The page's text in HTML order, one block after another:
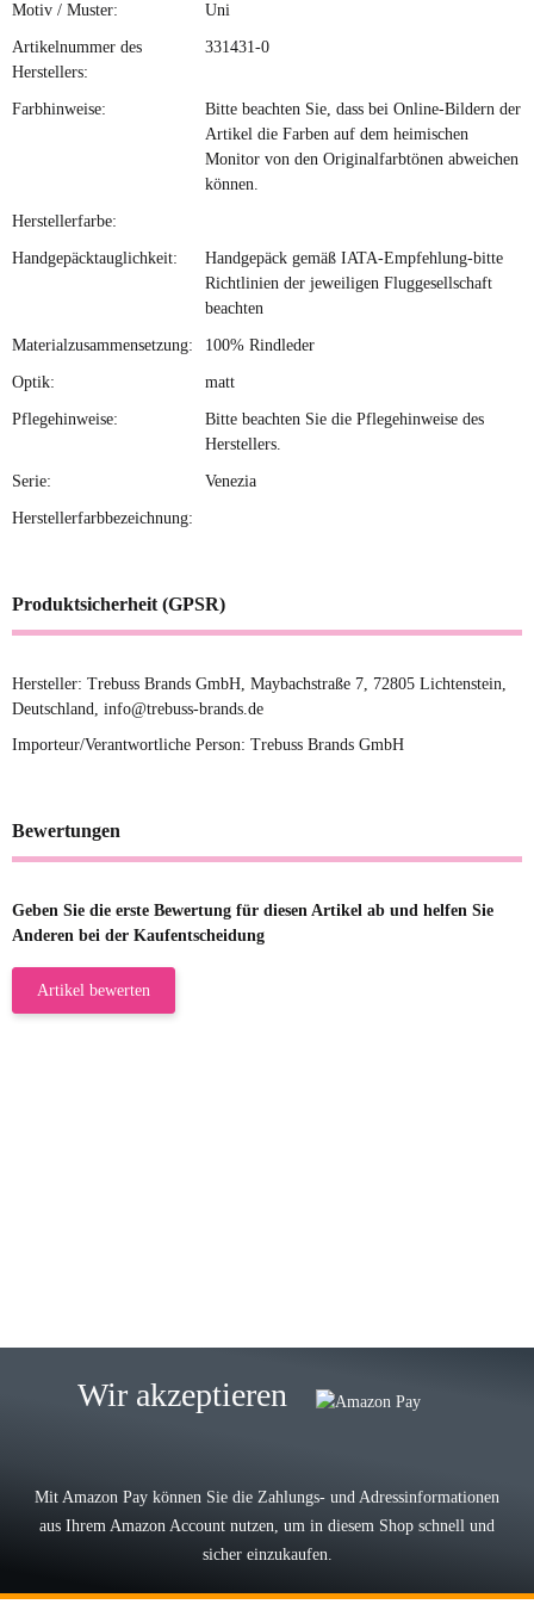
Motiv / Muster: Uni
Artikelnummer des
Herstellers:
331431-0
Farbhinweise:
Bitte beachten Sie, dass bei Online-Bildern der
Artikel die Farben auf dem heimischen
Monitor von den Originalfarbtönen abweichen
können.
Herstellerfarbe:
Handgepäcktauglichkeit:
Handgepäck gemäß IATA-Empfehlung-bitte
Richtlinien der jeweiligen Fluggesellschaft
beachten
Materialzusammensetzung: 100% Rindleder
Optik: matt
Pflegehinweise:
Bitte beachten Sie die Pflegehinweise des
Herstellers.
Serie: Venezia
Herstellerfarbbezeichnung:
Produktsicherheit (GPSR)
Hersteller: Trebuss Brands GmbH, Maybachstraße 7, 72805 Lichtenstein,
Deutschland, info@trebuss-brands.de
Importeur/Verantwortliche Person: Trebuss Brands GmbH
Bewertungen
Geben Sie die erste Bewertung für diesen Artikel ab und helfen Sie
Anderen bei der Kaufentscheidung
Artikel bewerten
Lieferung, man kann bedenkenlos
Wir akzeptieren
Mit Amazon Pay können Sie die Zahlungs- und Adressinformationen
aus Ihrem Amazon Account nutzen, um in diesem Shop schnell und
sicher einzukaufen.